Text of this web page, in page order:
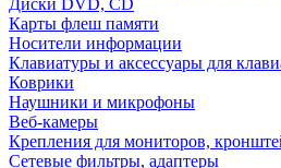
Диски DVD, CD
Карты флеш памяти
Носители информации
Клавиатуры и аксессуары для
Коврики
Наушники и микрофоны
Веб-камеры
Крепления для мониторов,
Сетевые фильтры, адаптеры